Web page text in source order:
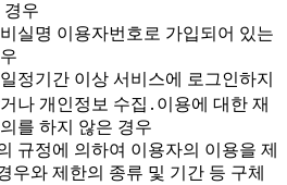
경우
실명 이용자번호로 가입되어 있는
정기간 이상 서비스에 로그인하지
나 개인정보 수집․이용에 대한 재
를 하지 않은 경우
규정에 의하여 이용자의 이용을 제
우와 제한의 종류 및 기간 등 구체